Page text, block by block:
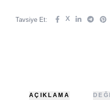
Tavsiye Et: X
AÇIKLAMA